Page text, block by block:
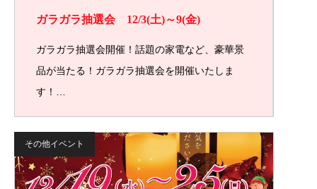
ガラガラ抽選会 12/3(土)～9(金)
ガラガラ抽選会開催！話題の家電など、豪華景
品が当たる！ガラガラ抽選会を開催いたしま
す！…
その他イベント